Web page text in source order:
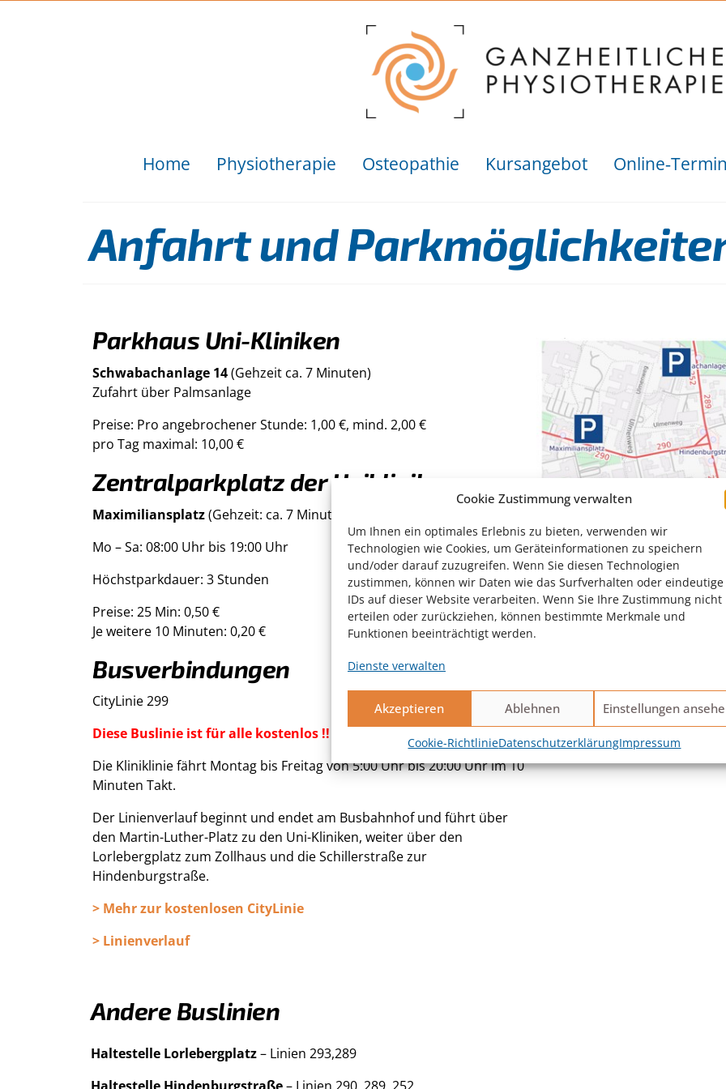
Cookie Zustimmung verwalten
Um Ihnen ein optimales Erlebnis zu bieten, verwenden wir
Technologien wie Cookies, um Geräteinformationen zu speichern
und/oder darauf zuzugreifen. Wenn Sie diesen Technologien
zustimmen, können wir Daten wie das Surfverhalten oder eindeutige
IDs auf dieser Website verarbeiten. Wenn Sie Ihre Zustimmung nicht
erteilen oder zurückziehen, können bestimmte Merkmale und
Funktionen beeinträchtigt werden.
Dienste verwalten
Akzeptieren Ablehnen Einstellungen
Cookie-RichtlinieDatenschutzerklärungImpressum
Home Physiotherapie Osteopathie Kursangebot
Anfahrt und
Parkhaus Uni-Kliniken
Schwabachanlage 14(Gehzeit ca. 7 Minuten)
Zufahrt über Palmsanlage
Preise: Pro angebrochener Stunde: 1,00 €, mind. 2,00 €
pro Tag maximal: 10,00 €
Zentralparkplatz der Uniklinik
Maximiliansplatz(Gehzeit: ca. 7 Minuten)
Mo – Sa: 08:00 Uhr bis 19:00 Uhr
Höchstparkdauer: 3 Stunden
Preise: 25 Min: 0,50 €
Je weitere 10 Minuten: 0,20 €
Busverbindungen
CityLinie 299
Diese Buslinie ist für alle kostenlos !!
Die Kliniklinie fährt Montag bis Freitag von 5:00 Uhr bis 20:00 Uhr im 10
Minuten Takt.
Der Linienverlauf beginnt und endet am Busbahnhof und führt über
den Martin-Luther-Platz zu den Uni-Kliniken, weiter über den
Lorlebergplatz zum Zollhaus und die Schillerstraße zur
Hindenburgstraße.
> Mehr zur kostenlosen CityLinie
> Linienverlauf
Andere Buslinien
Haltestelle Lorlebergplatz– Linien 293,289